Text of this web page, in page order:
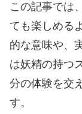
この記事では
ても楽しめる
的な意味や、
は妖精の持つ
分の体験を交
す。